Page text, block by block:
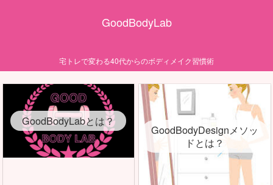
GoodBodyLab
宅トレで変わる40代からのボディメイク習慣術
GoodBodyLabとは？
GoodBodyDesignメソッ
ドとは？